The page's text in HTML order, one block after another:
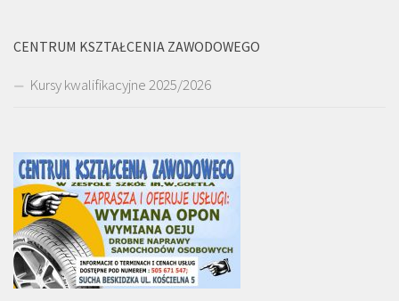
CENTRUM KSZTAŁCENIA ZAWODOWEGO
Kursy kwalifikacyjne 2025/2026